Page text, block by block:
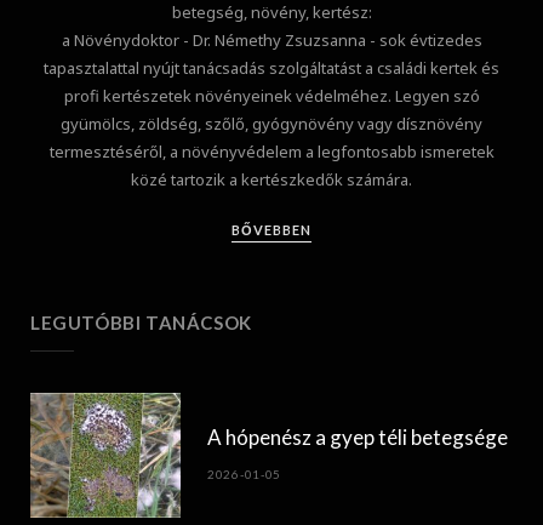
betegség, növény, kertész:
a Növénydoktor - Dr. Némethy Zsuzsanna - sok évtizedes
tapasztalattal nyújt tanácsadás szolgáltatást a családi kertek és
profi kertészetek növényeinek védelméhez. Legyen szó
gyümölcs, zöldség, szőlő, gyógynövény vagy dísznövény
termesztéséről, a növényvédelem a legfontosabb ismeretek
közé tartozik a kertészkedők számára.
BŐVEBBEN
LEGUTÓBBI TANÁCSOK
A hópenész a gyep téli betegsége
2026-01-05